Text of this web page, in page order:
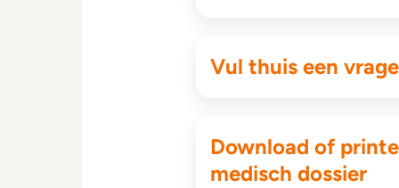
Vul thuis een
Download of
medisch dossier